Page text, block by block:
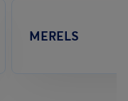
MERELS